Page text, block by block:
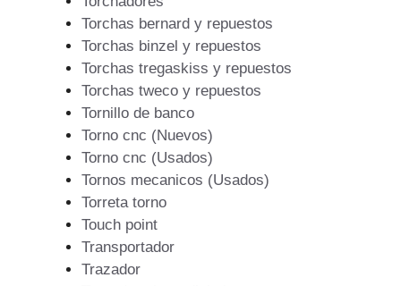
Torchas bernard y repuestos
Torchas binzel y repuestos
Torchas tregaskiss y repuestos
Torchas tweco y repuestos
Tornillo de banco
Torno cnc (Nuevos)
Torno cnc (Usados)
Tornos mecanicos (Usados)
Torreta torno
Touch point
Transportador
Trazador